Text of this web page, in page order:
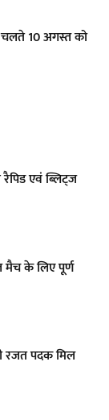
चलते 10 अगस्त को
रैपिड एवं ब्लिट्ज
मैच के लिए पूर्ण
रजत पदक मिल